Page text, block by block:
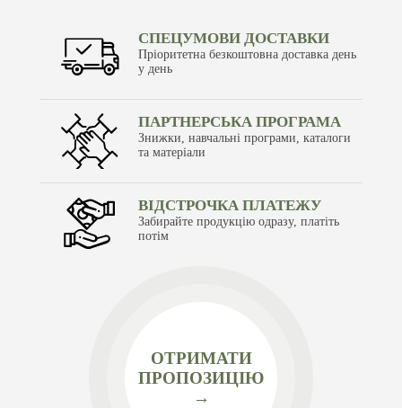
СПЕЦУМОВИ ДОСТАВКИ
Пріоритетна безкоштовна доставка день
у день
ПАРТНЕРСЬКА ПРОГРАМА
Знижки, навчальні програми, каталоги
та матеріали
ВІДСТРОЧКА ПЛАТЕЖУ
Забирайте продукцію одразу, платіть
потім
ОТРИМАТИ
ПРОПОЗИЦІЮ
→